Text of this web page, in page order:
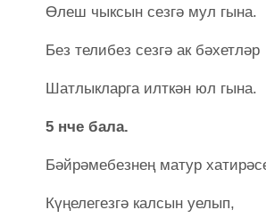
Өлеш чыксын сезгә мул гына.
Без телибез сезгә ак бәхетләр
Шатлыкларга илткән юл гына.
5 нче бала.
Бәйрәмебезнең матур
Күңелегезгә калсын уелып,